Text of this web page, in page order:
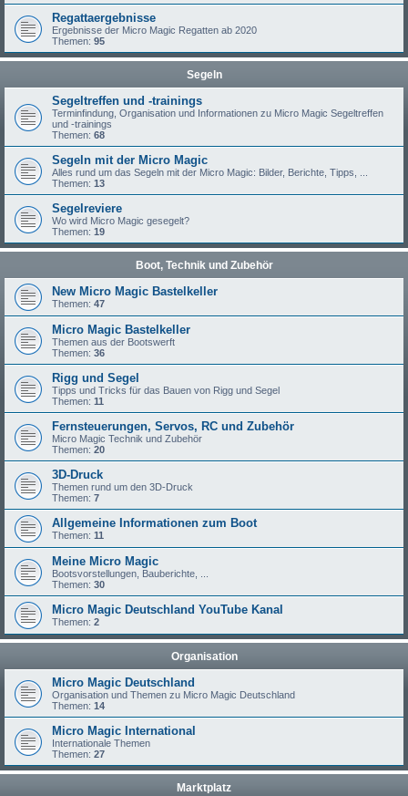
Regattaergebnisse
Ergebnisse der Micro Magic Regatten ab 2020
Themen: 95
Segeln
Segeltreffen und -trainings
Terminfindung, Organisation und Informationen zu Micro Magic Segeltreffen
und -trainings
Themen: 68
Segeln mit der Micro Magic
Alles rund um das Segeln mit der Micro Magic: Bilder, Berichte, Tipps, ...
Themen: 13
Segelreviere
Wo wird Micro Magic gesegelt?
Themen: 19
Boot, Technik und Zubehör
New Micro Magic Bastelkeller
Themen: 47
Micro Magic Bastelkeller
Themen aus der Bootswerft
Themen: 36
Rigg und Segel
Tipps und Tricks für das Bauen von Rigg und Segel
Themen: 11
Fernsteuerungen, Servos, RC und Zubehör
Micro Magic Technik und Zubehör
Themen: 20
3D-Druck
Themen rund um den 3D-Druck
Themen: 7
Allgemeine Informationen zum Boot
Themen: 11
Meine Micro Magic
Bootsvorstellungen, Bauberichte, ...
Themen: 30
Micro Magic Deutschland YouTube Kanal
Themen: 2
Organisation
Micro Magic Deutschland
Organisation und Themen zu Micro Magic Deutschland
Themen: 14
Micro Magic International
Internationale Themen
Themen: 27
Marktplatz